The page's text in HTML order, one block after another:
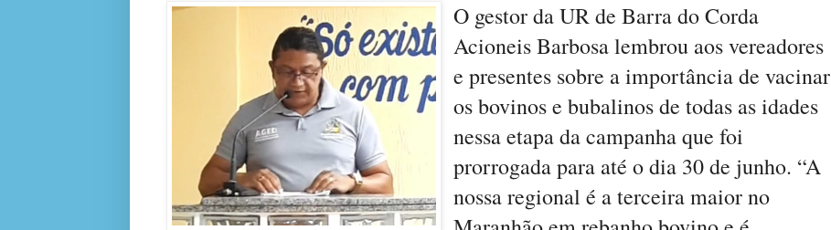
O gestor da UR de Barra do Corda
Acioneis Barbosa lembrou aos vereadores
e presentes sobre a importância de vacinar
os bovinos e bubalinos de todas as idades
nessa etapa da campanha que foi
prorrogada para até o dia 30 de junho. “A
nossa regional é a terceira maior no